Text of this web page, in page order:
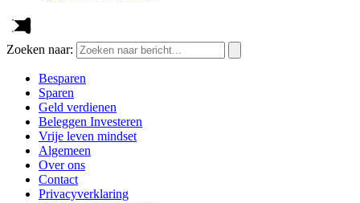
Zoeken naar:
Besparen
Sparen
Geld verdienen
Beleggen Investeren
Vrije leven mindset
Algemeen
Over ons
Contact
Privacyverklaring